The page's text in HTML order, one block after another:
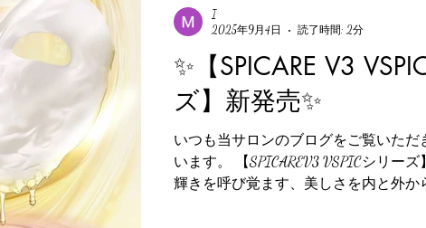
✨【SPICARE V3
ズ】新発売✨
いつも当サロンのブログをご覧いただ
います。 【SPICAREV3 VSPICシリー
輝きを呼び覚ます、美しさを内と外か
I
2025年9月4日
読了時間: 2分